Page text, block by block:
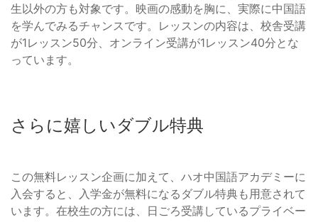
生以外の方も対象です。映画の感動を胸に、実際に中国語
を学んでみるチャンスです。レッスンの内容は、校舎受講
が1レッスン50分、オンライン受講が1レッスン40分とな
っています。
さらに嬉しいダブル特典
この無料レッスン企画に加えて、ハオ中国語アカデミーに
入会すると、入学金が無料になるダブル特典も用意されて
います。在校生の方には、日ごろ受講しているプライベー